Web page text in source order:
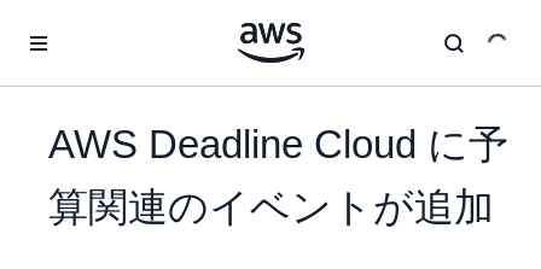
AWS Deadline Cloud に予
算関連のイベントが追加